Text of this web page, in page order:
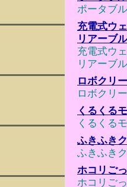
ポータブ
充電式ウ
リアーブ
充電式ウ
リアーブ
ロボクリ
ロボクリ
くるくる
くるくる
ふきふき
ふきふき
ホコリご
ホコリご